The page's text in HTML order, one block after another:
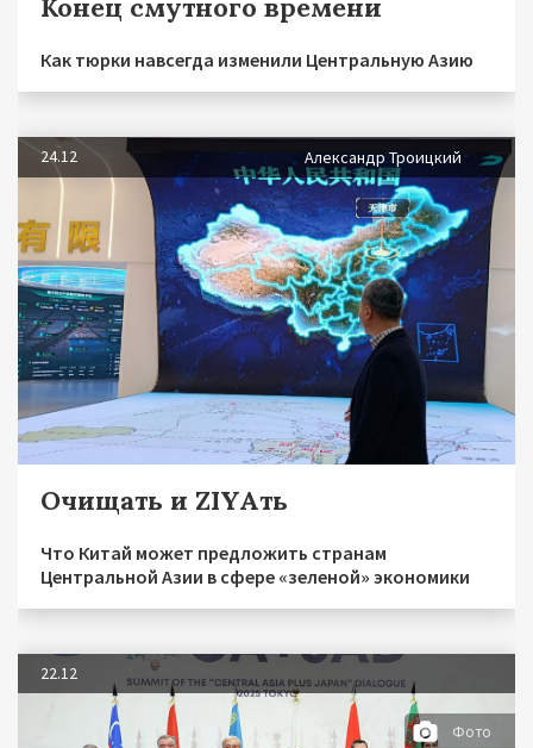
Конец смутного времени
Как тюрки навсегда изменили Центральную Азию
24.12 Александр Троицкий
Очищать и ZIYAть
Что Китай может предложить странам
Центральной Азии в сфере «зеленой» экономики
22.12
Фото